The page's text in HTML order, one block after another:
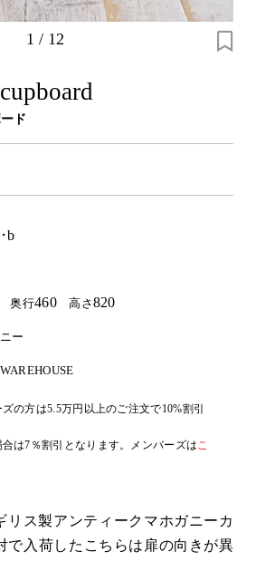
1 / 12
ド
b
奥行460高さ820
ー
の方は5.5万円以上のご注文で10%割引
は7％割引となります。メンバーズはこ
リス製アンティークマホガニーカ
で入荷したこちらは扉の向きが異